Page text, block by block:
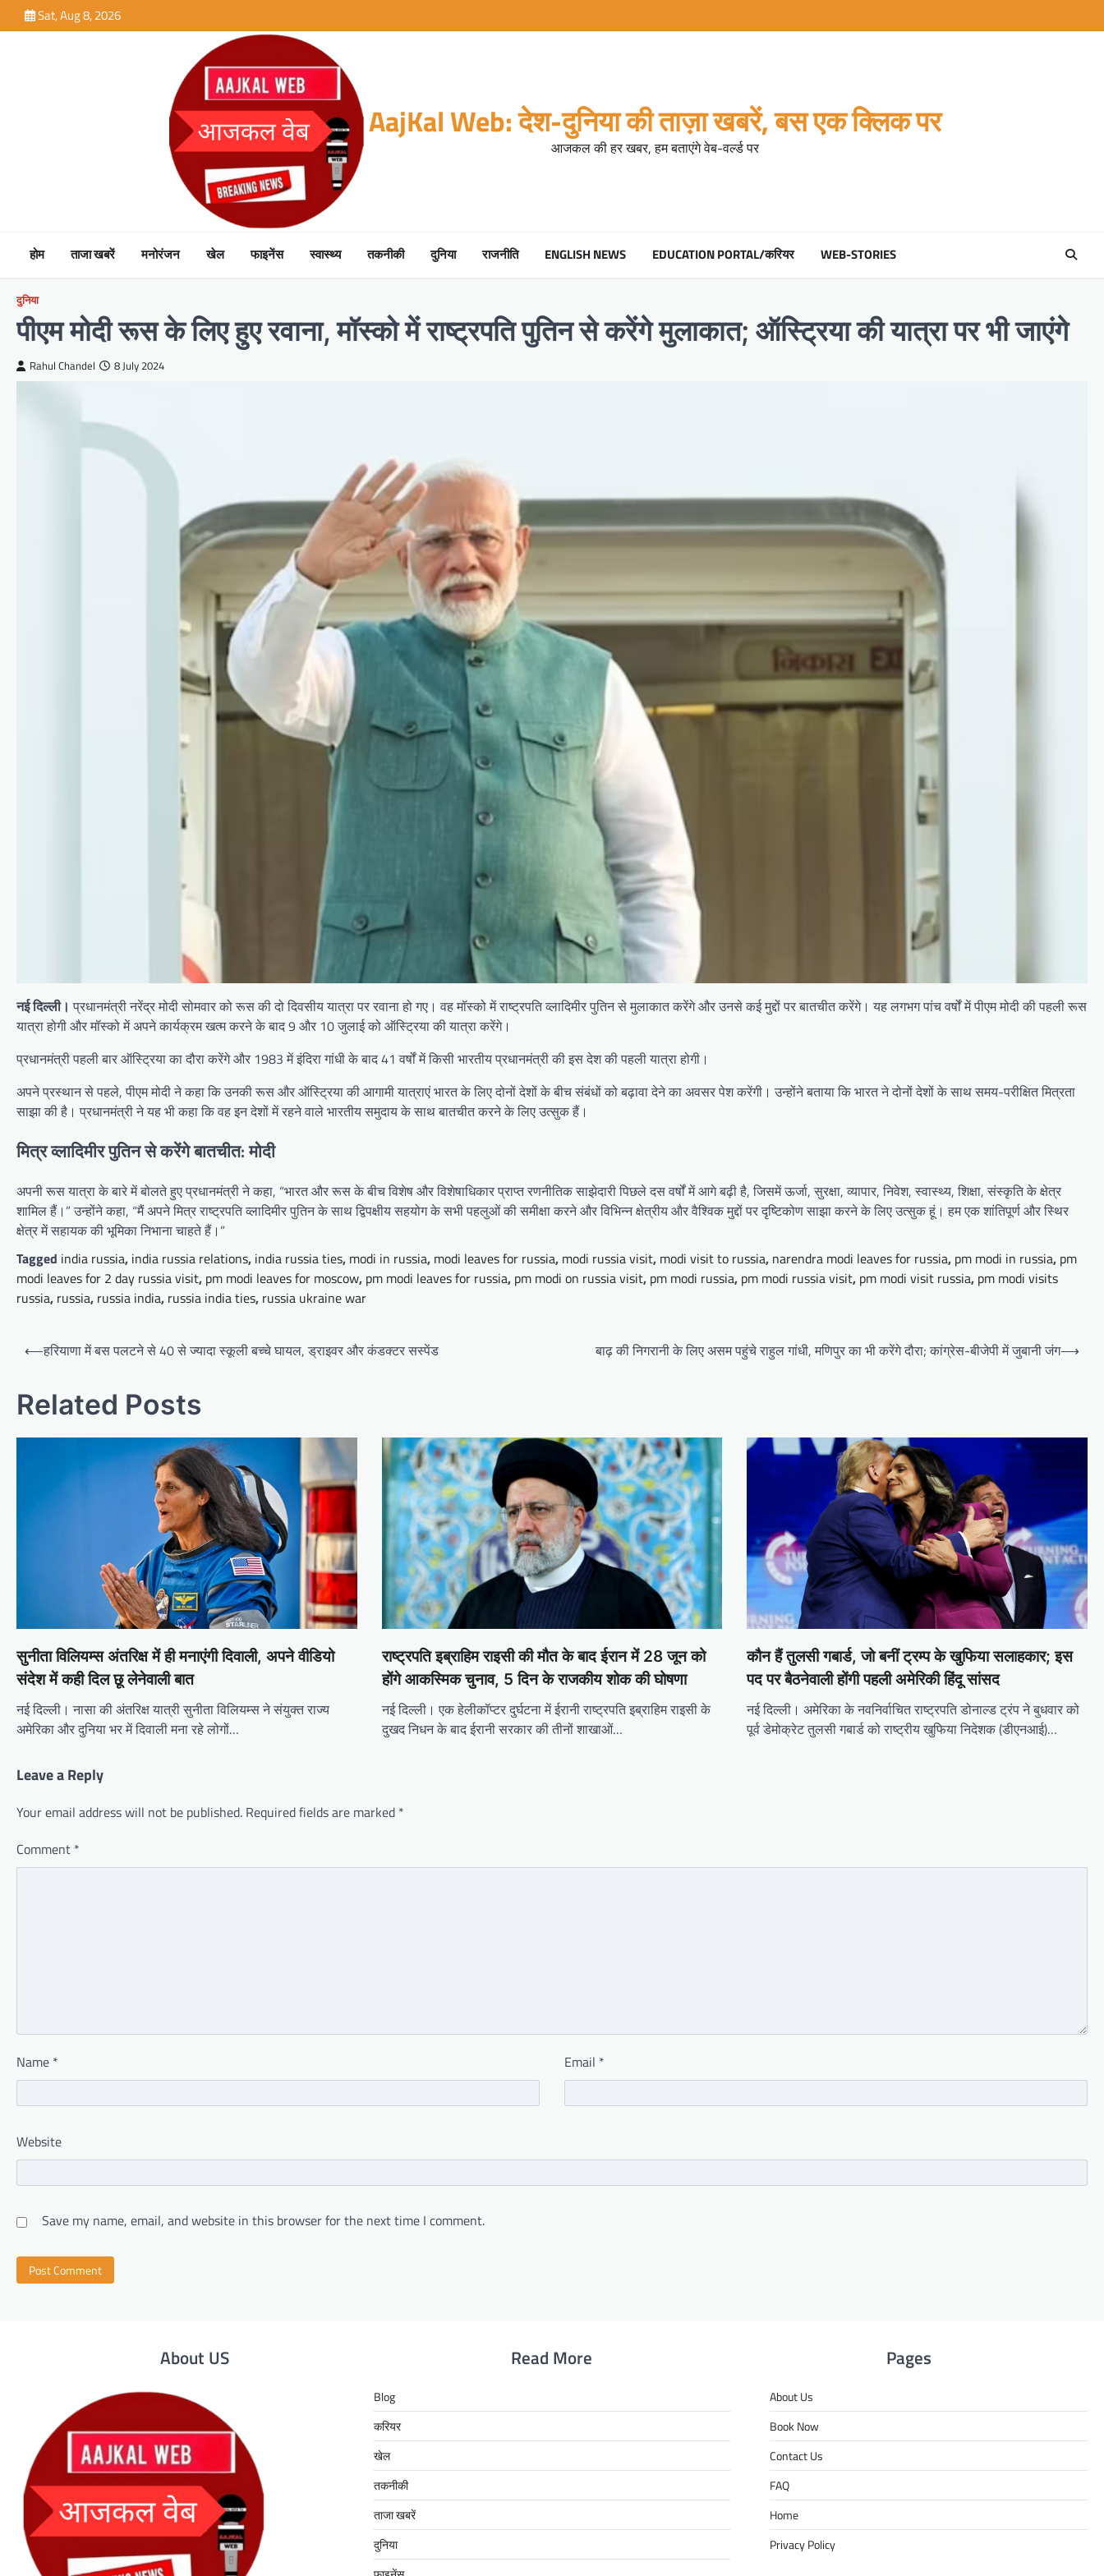
to
Sat, Aug 8, 2026
AajKal Web: देश-दुनिया की ताज़ा खबरें, बस एक क्लिक पर
आजकल की हर खबर, हम बताएंगे वेब-वर्ल्ड पर
होम ताजा खबरें मनोरंजन खेल फाइनेंस स्वास्थ्य तकनीकी दुनिया राजनीति ENGLISH NEWS EDUCATION PORTAL/करियर WEB-STORIES
दुनिया
पीएम मोदी रूस के लिए हुए रवाना, मॉस्को में राष्ट्रपति पुतिन से करेंगे मुलाकात; ऑस्ट्रिया की यात्रा पर भी जाएंगे
Rahul Chandel 8 July 2024
नई दिल्ली। प्रधानमंत्री नरेंद्र मोदी सोमवार को रूस की दो दिवसीय यात्रा पर रवाना हो गए। वह मॉस्को में राष्ट्रपति व्लादिमीर पुतिन से मुलाकात करेंगे और उनसे कई मुद्दों पर बातचीत करेंगे। यह लगभग पांच वर्षों में पीएम मोदी की पहली रूस
यात्रा होगी और मॉस्को में अपने कार्यक्रम खत्म करने के बाद 9 और 10 जुलाई को ऑस्ट्रिया की यात्रा करेंगे।
प्रधानमंत्री पहली बार ऑस्ट्रिया का दौरा करेंगे और 1983 में इंदिरा गांधी के बाद 41 वर्षों में किसी भारतीय प्रधानमंत्री की इस देश की पहली यात्रा होगी।
अपने प्रस्थान से पहले, पीएम मोदी ने कहा कि उनकी रूस और ऑस्ट्रिया की आगामी यात्राएं भारत के लिए दोनों देशों के बीच संबंधों को बढ़ावा देने का अवसर पेश करेंगी। उन्होंने बताया कि भारत ने दोनों देशों के साथ समय-परीक्षित मित्रता
साझा की है। प्रधानमंत्री ने यह भी कहा कि वह इन देशों में रहने वाले भारतीय समुदाय के साथ बातचीत करने के लिए उत्सुक हैं।
मित्र व्लादिमीर पुतिन से करेंगे बातचीत: मोदी
अपनी रूस यात्रा के बारे में बोलते हुए प्रधानमंत्री ने कहा, “भारत और रूस के बीच विशेष और विशेषाधिकार प्राप्त रणनीतिक साझेदारी पिछले दस वर्षों में आगे बढ़ी है, जिसमें ऊर्जा, सुरक्षा, व्यापार, निवेश, स्वास्थ्य, शिक्षा, संस्कृति के क्षेत्र
शामिल हैं।” उन्होंने कहा, “मैं अपने मित्र राष्ट्रपति व्लादिमीर पुतिन के साथ द्विपक्षीय सहयोग के सभी पहलुओं की समीक्षा करने और विभिन्न क्षेत्रीय और वैश्विक मुद्दों पर दृष्टिकोण साझा करने के लिए उत्सुक हूं। हम एक शांतिपूर्ण और स्थिर
क्षेत्र में सहायक की भूमिका निभाना चाहते हैं।”
Tagged india russia, india russia relations, india russia ties, modi in russia, modi leaves for russia, modi russia visit, modi visit to russia, narendra modi leaves for russia, pm modi in russia, pm
modi leaves for 2 day russia visit, pm modi leaves for moscow, pm modi leaves for russia, pm modi on russia visit, pm modi russia, pm modi russia visit, pm modi visit russia, pm modi visits
russia, russia, russia india, russia india ties, russia ukraine war
Post
⟵हरियाणा में बस पलटने से 40 से ज्यादा स्कूली बच्चे घायल, ड्राइवर और कंडक्टर सस्पेंड बाढ़ की निगरानी के लिए असम पहुंचे राहुल गांधी, मणिपुर का भी करेंगे दौरा; कांग्रेस-बीजेपी में जुबानी जंग⟶
Related Posts
सुनीता विलियम्स अंतरिक्ष में ही मनाएंगी दिवाली, अपने वीडियो
संदेश में कही दिल छू लेनेवाली बात
नई दिल्ली। नासा की अंतरिक्ष यात्री सुनीता विलियम्स ने संयुक्त राज्य
अमेरिका और दुनिया भर में दिवाली मना रहे लोगों…
राष्ट्रपति इब्राहिम राइसी की मौत के बाद ईरान में 28 जून को
होंगे आकस्मिक चुनाव, 5 दिन के राजकीय शोक की घोषणा
नई दिल्ली। एक हेलीकॉप्टर दुर्घटना में ईरानी राष्ट्रपति इब्राहिम राइसी के
दुखद निधन के बाद ईरानी सरकार की तीनों शाखाओं…
कौन हैं तुलसी गबार्ड, जो बनीं ट्रम्प के खुफिया सलाहकार; इस
पद पर बैठनेवाली होंगी पहली अमेरिकी हिंदू सांसद
नई दिल्ली। अमेरिका के नवनिर्वाचित राष्ट्रपति डोनाल्ड ट्रंप ने बुधवार को
पूर्व डेमोक्रेट तुलसी गबार्ड को राष्ट्रीय खुफिया निदेशक (डीएनआई)…
Leave a Reply
Your email address will not be published. Required fields are marked *
Comment *
Name * Email *
Website
Save my name, email, and website in this browser for the next time I comment.
About US Read More
Blog
करियर
खेल
तकनीकी
ताजा खबरें
दुनिया
Pages
About Us
Book Now
Contact Us
FAQ
Home
Privacy Policy